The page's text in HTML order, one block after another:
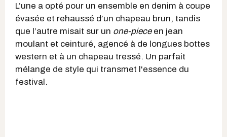
L’une a opté pour un ensemble en denim à coupe
évasée et rehaussé d’un chapeau brun, tandis
que l’autre misait sur un one-pieceen jean
moulant et ceinturé, agencé à de longues bottes
western et à un chapeau tressé. Un parfait
mélange de style qui transmet l'essence du
festival.